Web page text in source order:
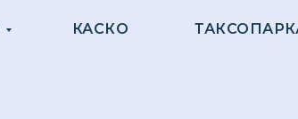
КАСКО